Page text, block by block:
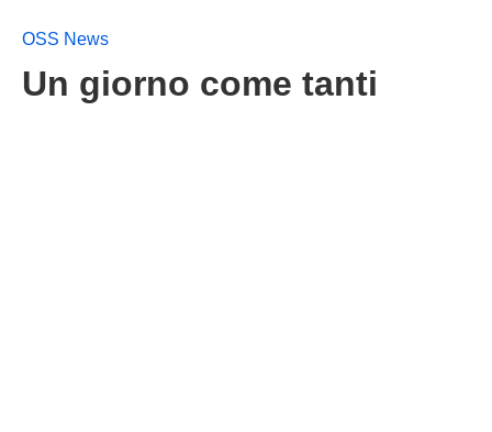
OSS News
Un giorno come tanti